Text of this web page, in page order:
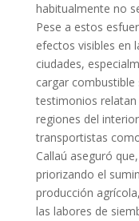
habitualmente no
Pese a estos
efectos visibles en
ciudades,
cargar combustible
testimonios relatan
regiones del
transportistas
Callaú aseguró
priorizando el
producción
las labores de